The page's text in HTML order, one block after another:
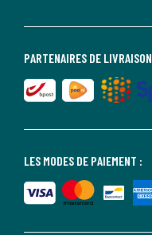
LES MODES DE PAIEMENT :
PARTENAIRES DE LIVRAISON